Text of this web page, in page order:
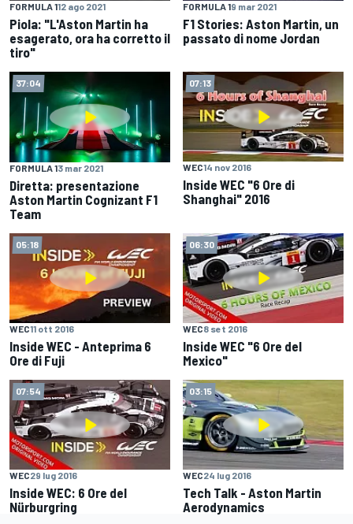
FORMULA 112 ago 2021
Piola: "L'Aston Martin ha
esagerato, ora ha corretto il
tiro"
FORMULA 19 mar 2021
F1 Stories: Aston Martin, un
passato di nome Jordan
37:04
FORMULA 13 mar 2021
Diretta: presentazione
Aston Martin Cognizant F1
Team
07:13
WEC14 nov 2016
Inside WEC "6 Ore di
Shanghai" 2016
05:18
WEC11 ott 2016
Inside WEC - Anteprima 6
Ore di Fuji
06:30
WEC8 set 2016
Inside WEC "6 Ore del
Mexico"
07:54
WEC29 lug 2016
Inside WEC: 6 Ore del
Nürburgring
03:15
WEC24 lug 2016
Tech Talk - Aston Martin
Aerodynamics